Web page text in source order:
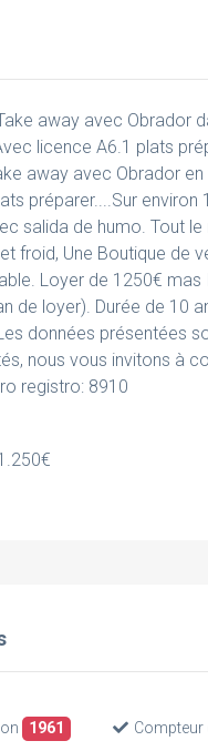
away avec Obrador
licence A6.1 plats
away avec Obrador
préparer....Sur
salida de humo. Tout
froid, Une Boutique de
Loyer de 1250€
de loyer). Durée de
données présentées
nous vous invitons à
registro: 8910
1961 Compteur